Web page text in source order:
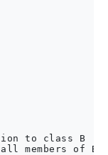
to class B
all members of